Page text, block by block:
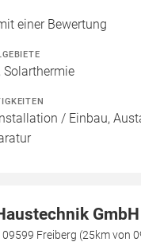
einer Bewertung
Solarthermie
/ Einbau,
GmbH
09599 Freiberg (25km von